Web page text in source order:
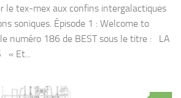
le tex-mex aux confins intergalactiques
soniques. Épisode 1 : Welcome to
numéro 186 de BEST sous le titre : LA
« Et...